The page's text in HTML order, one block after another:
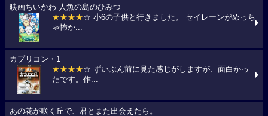
映画ちいかわ 人魚の島のひみつ
★★★★☆ 小6の子供と行きました。 セイレーンがめっち
ゃ怖か...
カプリコン・1
★★★★☆ ずいぶん前に見た感じがしますが、面白かっ
たです。作...
あの花が咲く丘で、君とまた出会えたら。